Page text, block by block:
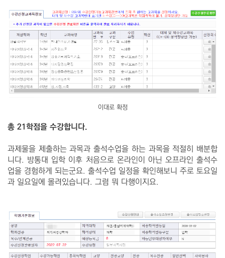
이대로 확정
총 21학점을 수강합니다.
과제물을 제출하는 과목과 출석수업을 하는 과목을 적절히 배분합
니다. 방통대 입학 이후 처음으로 온라인이 아닌 오프라인 출석수
업을 경험하게 되는군요. 출석수업 일정을 확인해보니 주로 토요일
과 일요일에 몰려있습니다. 그럼 뭐 다행이지요.